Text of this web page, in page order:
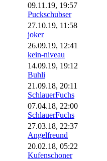
09.11.19, 19:57
Puckschubser
27.10.19, 11:58
joker
26.09.19, 12:41
kein-niveau
14.09.19, 19:12
Buhli
21.09.18, 20:11
SchlauerFuchs
07.04.18, 22:00
SchlauerFuchs
27.03.18, 22:37
Angelfreund
20.02.18, 05:22
Kufenschoner